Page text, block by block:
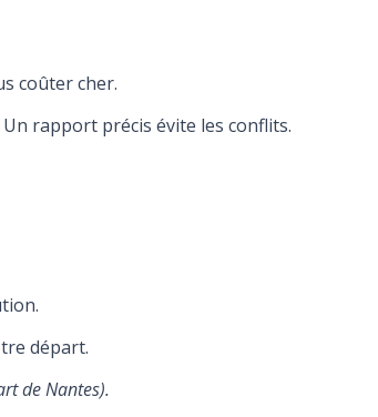
coûter cher.
rapport précis évite les conflits.
départ.
de Nantes).